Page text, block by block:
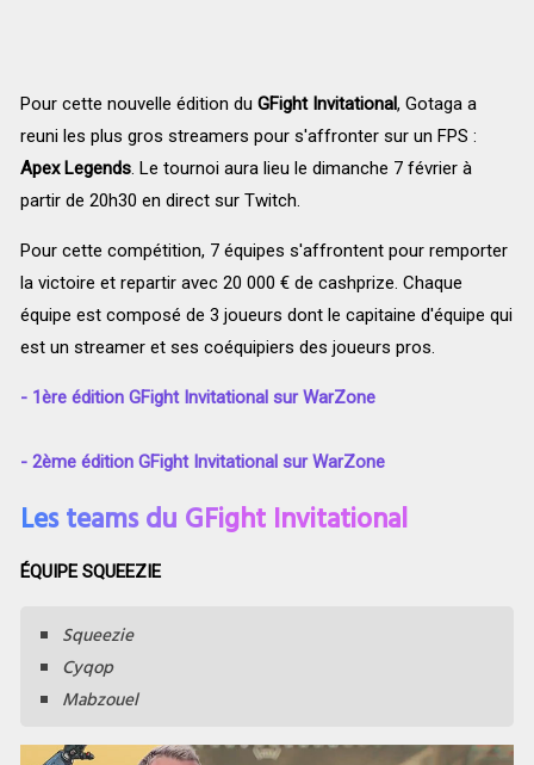
Pour cette nouvelle édition du GFight Invitational, Gotaga a
reuni les plus gros streamers pour s'affronter sur un FPS :
Apex Legends. Le tournoi aura lieu le dimanche 7 février à
partir de 20h30 en direct sur Twitch.
Pour cette compétition, 7 équipes s'affrontent pour remporter
la victoire et repartir avec 20 000 € de cashprize. Chaque
équipe est composé de 3 joueurs dont le capitaine d'équipe qui
est un streamer et ses coéquipiers des joueurs pros.
- 1ère édition GFight Invitational sur WarZone
- 2ème édition GFight Invitational sur WarZone
Les teams du GFight Invitational
ÉQUIPE SQUEEZIE
Squeezie
Cyqop
Mabzouel